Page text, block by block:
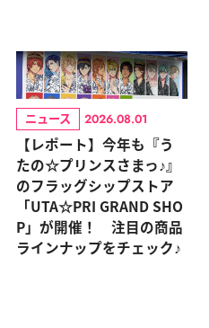
ニュース 2026.08.01
【レポート】今年も『う
たの☆プリンスさまっ♪』
のフラッグシップストア
「UTA☆PRI GRAND SHO
P」が開催！ 注目の商品
ラインナップをチェック♪